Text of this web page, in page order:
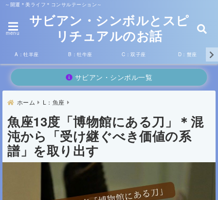
～開運＊美ライフ＊コンサルテーション～
menu
サビアン・シンボルとスピ
リチュアルのお話
A：牡羊座 B：牡牛座 C：双子座 D：蟹座
サビアン・シンボル一覧
ホーム L：魚座
魚座13度「博物館にある刀」＊混
沌から「受け継ぐべき価値の系
譜」を取り出す